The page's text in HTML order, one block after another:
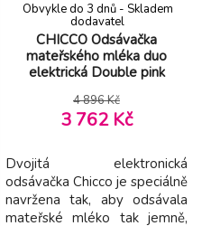
CHICCO Odsávačka
mateřského mléka duo
elektrická Double pink
Obvykle do 3 dnů - Skladem
dodavatel
4 896 Kč
3 762 Kč
Dvojitá elektronická
odsávačka Chicco je speciálně
navržena tak, aby odsávala
mateřské mléko tak jemně,